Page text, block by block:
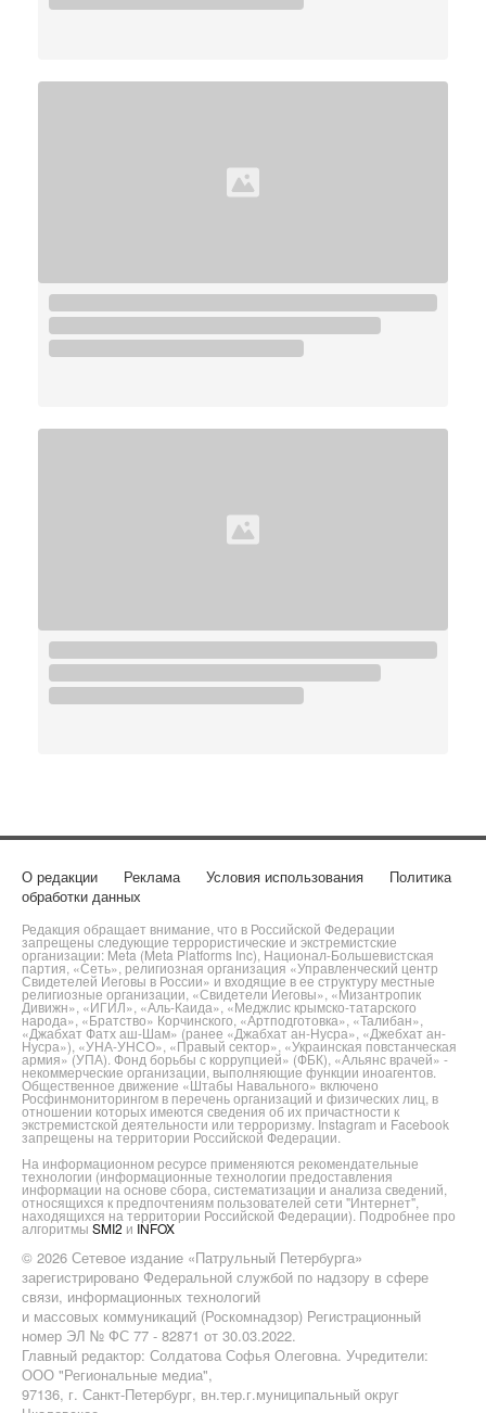
О редакции Реклама Условия использования
Политика
обработки данных
Редакция обращает внимание, что в Российской Федерации
запрещены следующие террористические и экстремистские
организации: Meta (Meta Platforms Inc), Национал-Большевистская
партия, «Сеть», религиозная организация «Управленческий центр
Свидетелей Иеговы в России» и входящие в ее структуру местные
религиозные организации, «Свидетели Иеговы», «Мизантропик
Дивижн», «ИГИЛ», «Аль-Каида», «Меджлис крымско-татарского
народа», «Братство» Корчинского, «Артподготовка», «Талибан»,
«Джабхат Фатх аш-Шам» (ранее «Джабхат ан-Нусра», «Джебхат ан-
Нусра»), «УНА-УНСО», «Правый сектор», «Украинская повстанческая
армия» (УПА). Фонд борьбы с коррупцией» (ФБК), «Альянс врачей» -
некоммерческие организации, выполняющие функции иноагентов.
Общественное движение «Штабы Навального» включено
Росфинмониторингом в перечень организаций и физических лиц, в
отношении которых имеются сведения об их причастности к
экстремистской деятельности или терроризму. Instagram и Facebook
запрещены на территории Российской Федерации.
На информационном ресурсе применяются рекомендательные
технологии (информационные технологии предоставления
информации на основе сбора, систематизации и анализа сведений,
относящихся к предпочтениям пользователей сети "Интернет",
находящихся на территории Российской Федерации). Подробнее про
алгоритмы SMI2 и INFOX
© 2026 Сетевое издание «Патрульный Петербурга»
зарегистрировано Федеральной службой по надзору в сфере
связи, информационных технологий
и массовых коммуникаций (Роскомнадзор) Регистрационный
номер ЭЛ № ФС 77 - 82871 от 30.03.2022.
Главный редактор: Солдатова Софья Олеговна. Учредители:
ООО "Региональные медиа",
97136, г. Санкт-Петербург, вн.тер.г.муниципальный округ